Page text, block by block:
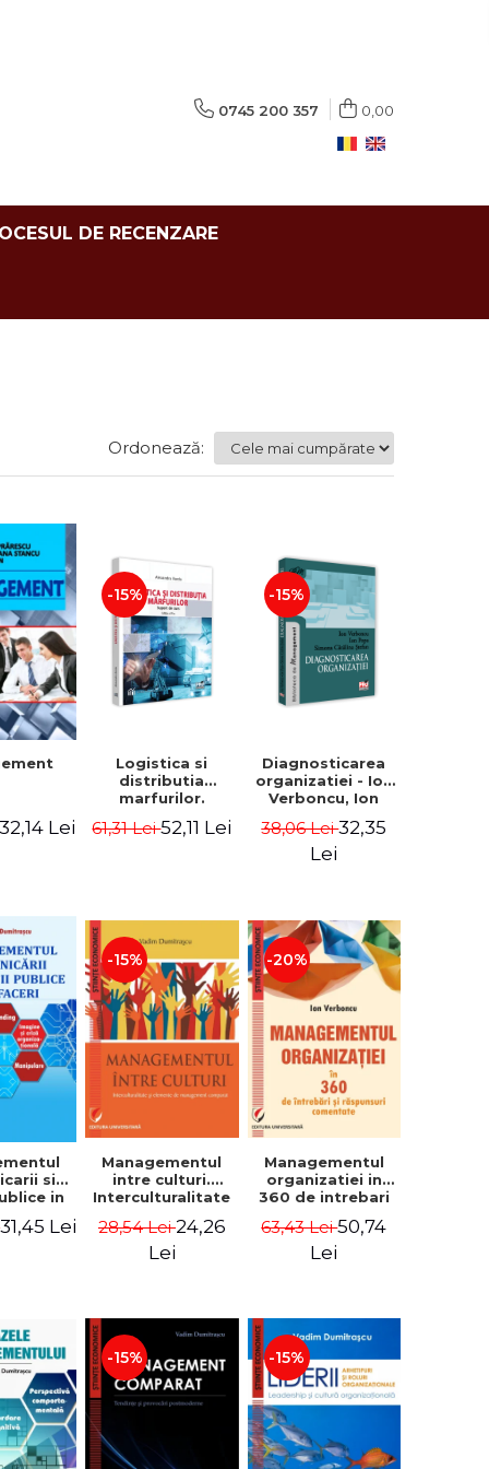
0745 200 357 0,00
DE RECENZARE
Ordonează:
32,14 Lei
-15%
Logistica si
distributia
marfurilor.
Editia a VI-a -
61,31 Lei52,11 Lei
-15%
Diagnosticarea
organizatiei - Ion
Verboncu, Ion
Catalina Stefan
38,06 Lei32,35
Lei
si
in
31,45 Lei
-15%
Managementul
intre culturi.
Interculturalitate
management
comparat -
28,54 Lei24,26
Lei
-20%
Managementul
organizatiei in
360 de intrebari
comentate - Ion
Verboncu
63,43 Lei50,74
Lei
-15% -15%